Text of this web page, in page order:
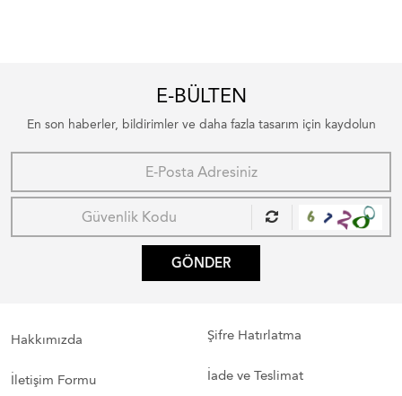
E-BÜLTEN
En son haberler, bildirimler ve daha fazla tasarım için kaydolun
GÖNDER
Hakkımızda
İletişim Formu
Şifre Hatırlatma
İade ve Teslimat